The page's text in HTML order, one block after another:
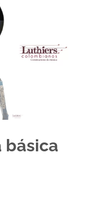
básica